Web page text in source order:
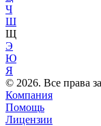
Ч
Ш
Щ
Э
Ю
Я
© 2026. Все права
Компания
Помощь
Лицензии